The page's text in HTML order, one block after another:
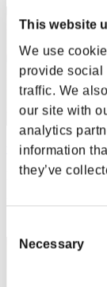
This website
We use
provide social
traffic. We
our site with
analytics
information
they’ve
Selection
Necessary
wapaga5028
Puntos:Lv:1/
Posición